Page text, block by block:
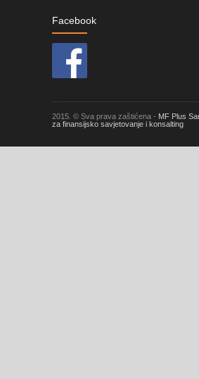
Facebook
2015. © Sva prava zaštićena - MF Plus
za finansijsko savjetovanje i konsalting